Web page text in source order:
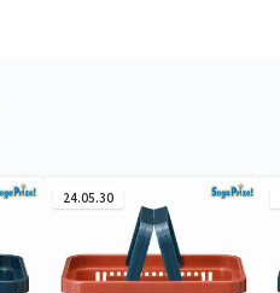
24.05.30